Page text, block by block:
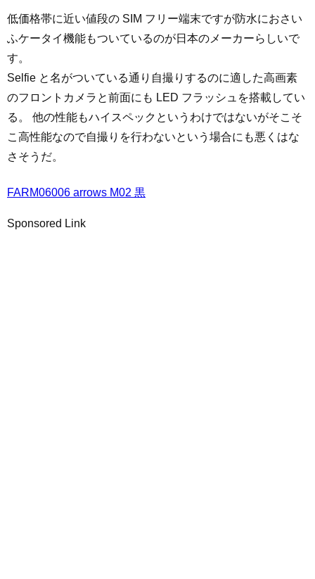
低価格帯に近い値段の SIM フリー端末ですが防水におさい
ふケータイ機能もついているのが日本のメーカーらしいで
す。
Selfie と名がついている通り自撮りするのに適した高画素
のフロントカメラと前面にも LED フラッシュを搭載してい
る。 他の性能もハイスペックというわけではないがそこそ
こ高性能なので自撮りを行わないという場合にも悪くはな
さそうだ。
FARM06006 arrows M02 黒
Sponsored Link